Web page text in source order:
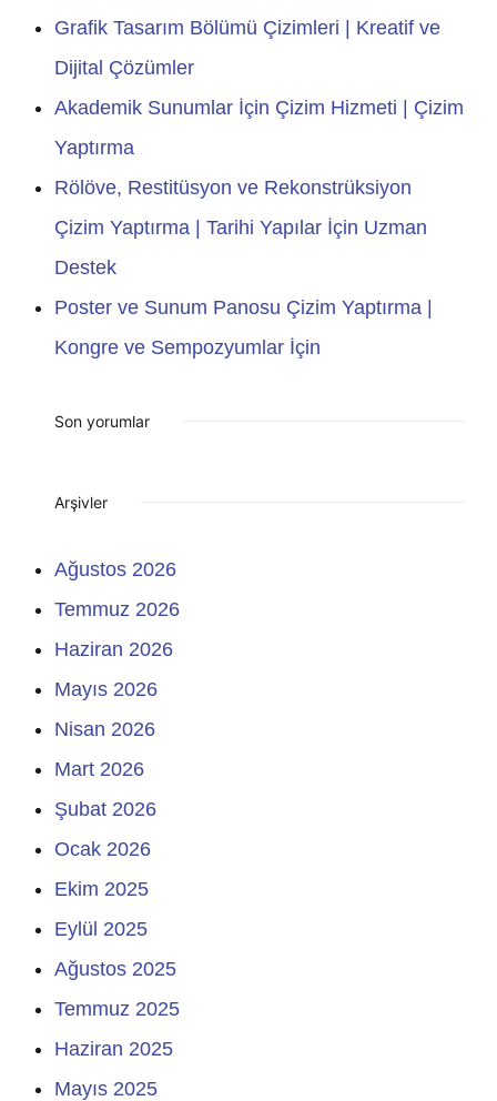
Grafik Tasarım Bölümü Çizimleri | Kreatif ve
Dijital Çözümler
Akademik Sunumlar İçin Çizim Hizmeti | Çizim
Yaptırma
Rölöve, Restitüsyon ve Rekonstrüksiyon
Çizim Yaptırma | Tarihi Yapılar İçin Uzman
Destek
Poster ve Sunum Panosu Çizim Yaptırma |
Kongre ve Sempozyumlar İçin
Son yorumlar
Arşivler
Ağustos 2026
Temmuz 2026
Haziran 2026
Mayıs 2026
Nisan 2026
Mart 2026
Şubat 2026
Ocak 2026
Ekim 2025
Eylül 2025
Ağustos 2025
Temmuz 2025
Haziran 2025
Mayıs 2025